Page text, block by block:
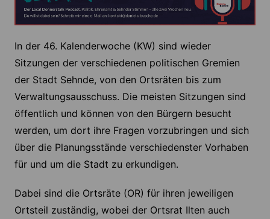
In der 46. Kalenderwoche (KW) sind wieder
Sitzungen der verschiedenen politischen Gremien
der Stadt Sehnde, von den Ortsräten bis zum
Verwaltungsausschuss. Die meisten Sitzungen sind
öffentlich und können von den Bürgern besucht
werden, um dort ihre Fragen vorzubringen und sich
über die Planungsstände verschiedenster Vorhaben
für und um die Stadt zu erkundigen.
Dabei sind die Ortsräte (OR) für ihren jeweiligen
Ortsteil zuständig, wobei der Ortsrat Ilten auch